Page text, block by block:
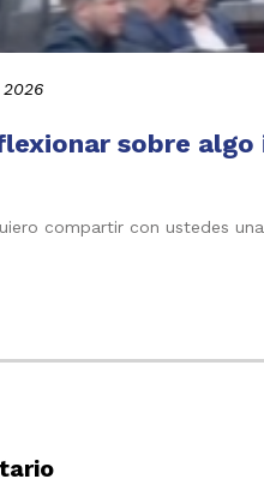
sobre
compartir con ustedes